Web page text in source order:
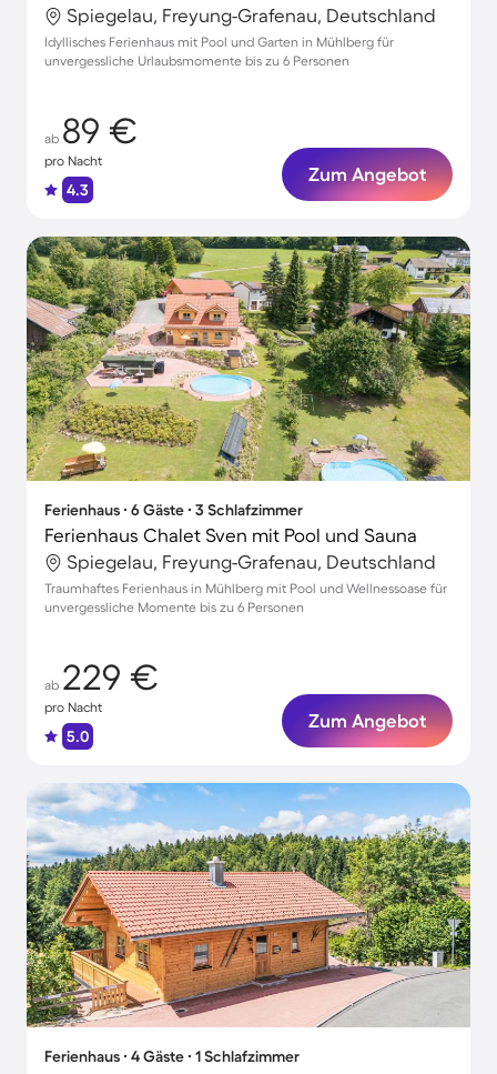
Spiegelau, Freyung-Grafenau, Deutschland
Idyllisches Ferienhaus mit Pool und Garten in Mühlberg für
unvergessliche Urlaubsmomente bis zu 6 Personen
ab 89 €
pro Nacht
4.3
Zum Angebot
Ferienhaus ∙ 6 Gäste ∙ 3 Schlafzimmer
Ferienhaus Chalet Sven mit Pool und Sauna
Spiegelau, Freyung-Grafenau, Deutschland
Traumhaftes Ferienhaus in Mühlberg mit Pool und Wellnessoase für
unvergessliche Momente bis zu 6 Personen
ab 229 €
pro Nacht
5.0
Zum Angebot
Ferienhaus ∙ 4 Gäste ∙ 1 Schlafzimmer